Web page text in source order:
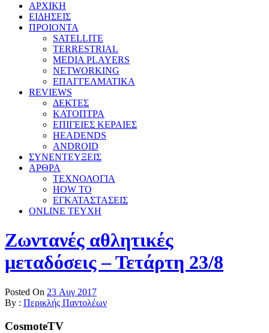
ΑΡΧΙΚΗ
ΕΙΔΗΣΕΙΣ
ΠΡΟΙΟΝΤΑ
SATELLITE
TERRESTRIAL
MEDIA PLAYERS
NETWORKING
ΕΠΑΓΓΕΛΜΑΤΙΚΑ
REVIEWS
ΔΕΚΤΕΣ
ΚΑΤΟΠΤΡΑ
ΕΠΙΓΕΙΕΣ ΚΕΡΑΙΕΣ
HEADENDS
ANDROID
ΣΥΝΕΝΤΕΥΞΕΙΣ
ΑΡΘΡΑ
ΤΕΧΝΟΛΟΓΙΑ
HOW TO
ΕΓΚΑΤΑΣΤΑΣΕΙΣ
ONLINE TEYXH
Ζωντανές αθλητικές
μεταδόσεις – Τετάρτη 23/8
Posted On 23 Αυγ 2017
By : Περικλής Παντολέων
CosmoteTV